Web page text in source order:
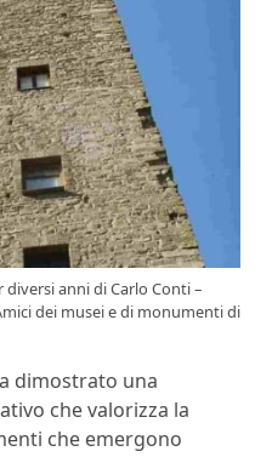
diversi anni di Carlo Conti –
dei musei e di monumenti di
dimostrato una
che valorizza la
che emergono